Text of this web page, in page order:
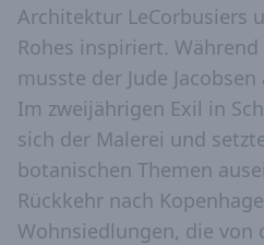
Architektur LeCorbusiers
Rohes inspiriert.
musste der Jude
Im zweijährigen Exil in
sich der Malerei und
botanischen Themen
Rückkehr nach
Wohnsiedlungen, die von